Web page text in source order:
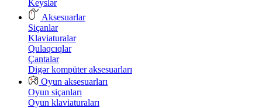
Keyslər
Aksesuarlar
Siçanlar
Klaviaturalar
Qulaqcıqlar
Çantalar
Digər kompüter aksesuarları
Oyun aksesuarları
Oyun siçanları
Oyun klaviaturaları